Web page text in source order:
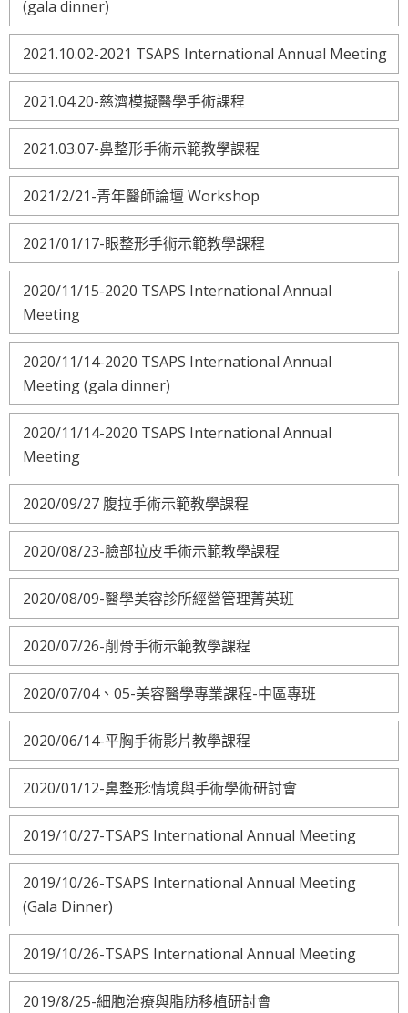
(gala dinner)
2021.10.02-2021 TSAPS International Annual Meeting
2021.04.20-慈濟模擬醫學手術課程
2021.03.07-鼻整形手術示範教學課程
2021/2/21-青年醫師論壇 Workshop
2021/01/17-眼整形手術示範教學課程
2020/11/15-2020 TSAPS International Annual
Meeting
2020/11/14-2020 TSAPS International Annual
Meeting (gala dinner)
2020/11/14-2020 TSAPS International Annual
Meeting
2020/09/27 腹拉手術示範教學課程
2020/08/23-臉部拉皮手術示範教學課程
2020/08/09-醫學美容診所經營管理菁英班
2020/07/26-削骨手術示範教學課程
2020/07/04、05-美容醫學專業課程-中區專班
2020/06/14-平胸手術影片教學課程
2020/01/12-鼻整形:情境與手術學術研討會
2019/10/27-TSAPS International Annual Meeting
2019/10/26-TSAPS International Annual Meeting
(Gala Dinner)
2019/10/26-TSAPS International Annual Meeting
2019/8/25-細胞治療與脂肪移植研討會